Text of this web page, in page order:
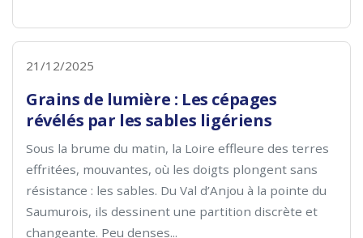
21/12/2025
Grains de lumière : Les cépages
révélés par les sables ligériens
Sous la brume du matin, la Loire effleure des terres
effritées, mouvantes, où les doigts plongent sans
résistance : les sables. Du Val d’Anjou à la pointe du
Saumurois, ils dessinent une partition discrète et
changeante. Peu denses...